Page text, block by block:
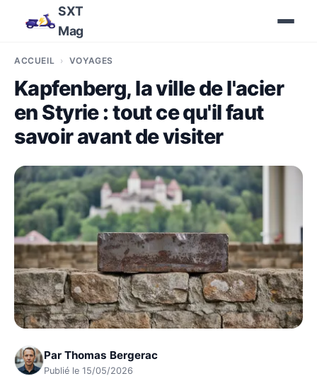
SXT
Mag
ACCUEIL VOYAGES
Kapfenberg, la ville de l'acier
en Styrie : tout ce qu'il faut
savoir avant de visiter
Par Thomas Bergerac
Publié le 15/05/2026